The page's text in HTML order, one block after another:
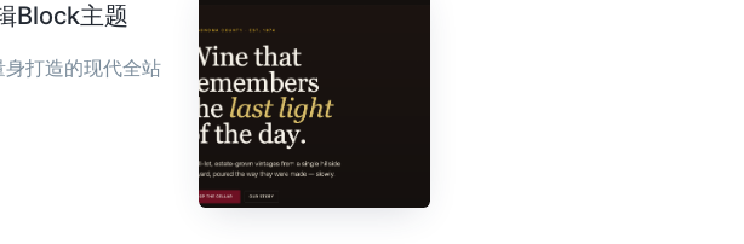
Block主题
打造的现代全站